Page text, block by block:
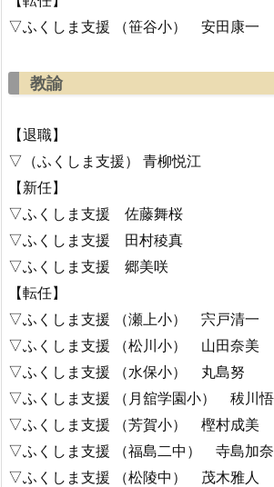
▽ふくしま支援 （笹谷小） 安田康一
教諭
【退職】
▽（ふくしま支援） 青柳悦江
【新任】
▽ふくしま支援 佐藤舞桜
▽ふくしま支援 田村稜真
▽ふくしま支援 郷美咲
【転任】
▽ふくしま支援 （瀬上小） 宍戸清一
▽ふくしま支援 （松川小） 山田奈美
▽ふくしま支援 （水保小） 丸島努
▽ふくしま支援 （月舘学園小） 秡川悟
▽ふくしま支援 （芳賀小） 樫村成美
▽ふくしま支援 （福島二中） 寺島加奈
▽ふくしま支援 （松陵中） 茂木雅人